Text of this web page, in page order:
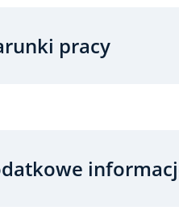
pracy